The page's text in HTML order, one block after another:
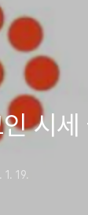
시
19.